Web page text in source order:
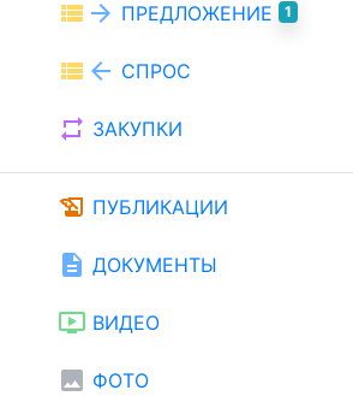
view_list arrow_forward ПРЕДЛОЖЕНИЕ 1
view_list arrow_back СПРОС
repeat ЗАКУПКИ
history_edu ПУБЛИКАЦИИ
description ДОКУМЕНТЫ
ondemand_video ВИДЕО
image ФОТО